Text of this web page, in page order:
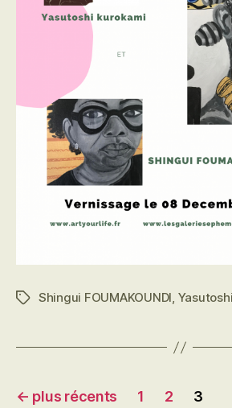
Étiquettes
Shingui FOUMAKOUNDI,
Pagination
← plus récents 1 2 3